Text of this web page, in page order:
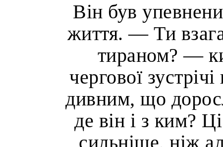
Він був
життя. — Ти
тираном? —
чергової
дивним, що
де він і з ким?
сильніше, ніж